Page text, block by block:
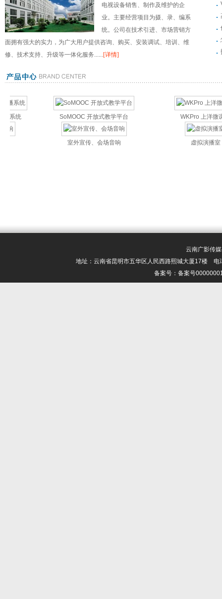
电视设备销售、制作及维护的企
业。主要经营项目为摄、录、编系
统。公司在技术引进、市场营销方
面拥有强大的实力，为广大用户提供咨询、购买、安装调试、培训、维
修、技术支持、升级等一体化服务......[详情]
SoMOOC 开放式教学平台 WKPro 上洋微课宝
室外宣传、会场音响 虚拟演播室
云南广影传
地址：云南省昆明市五华区人民西路熙城大厦17楼
备案号：备案号